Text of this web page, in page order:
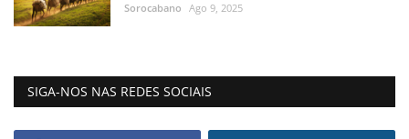
Sorocabano Ago 9, 2025
SIGA-NOS NAS REDES SOCIAIS